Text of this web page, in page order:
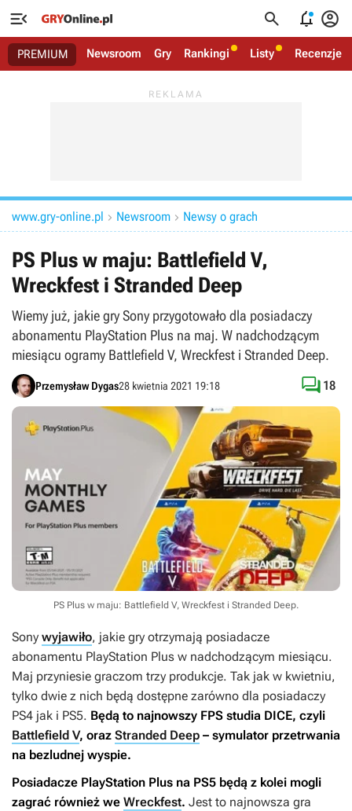
   
PREMIUM Newsroom Gry Rankingi Listy Recenzje
www.gry-online.pl  Newsroom  Newsy o grach
PS Plus w maju: Battlefield V,
Wreckfest i Stranded Deep
Wiemy już, jakie gry Sony przygotowało dla posiadaczy
abonamentu PlayStation Plus na maj. W nadchodzącym
miesiącu ogramy Battlefield V, Wreckfest i Stranded Deep.
Przemysław Dygas28 kwietnia 2021 19:18  18
PS Plus w maju: Battlefield V, Wreckfest i Stranded Deep.
Sony wyjawiło, jakie gry otrzymają posiadacze
abonamentu PlayStation Plus w nadchodzącym miesiącu.
Maj przyniesie graczom trzy produkcje. Tak jak w kwietniu,
tylko dwie z nich będą dostępne zarówno dla posiadaczy
PS4 jak i PS5. Będą to najnowszy FPS studia DICE, czyli
Battlefield V, oraz Stranded Deep – symulator przetrwania
na bezludnej wyspie.
Posiadacze PlayStation Plus na PS5 będą z kolei mogli
zagrać również we Wreckfest. Jest to najnowsza gra